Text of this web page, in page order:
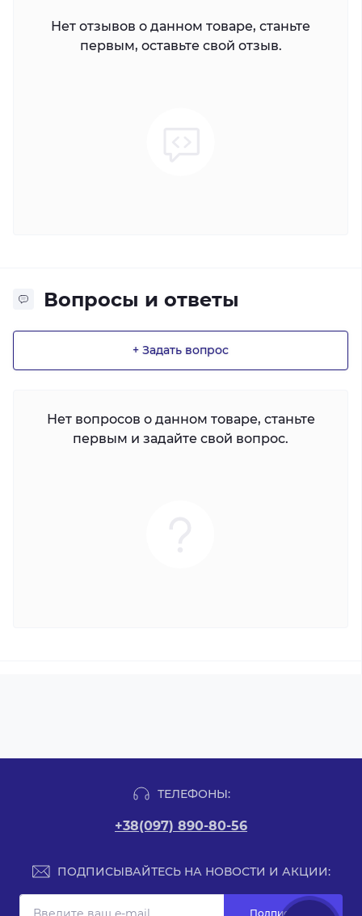
Нет отзывов о данном товаре, станьте
первым, оставьте свой отзыв.
Вопросы и ответы
+ Задать вопрос
Нет вопросов о данном товаре, станьте
первым и задайте свой вопрос.
ТЕЛЕФОНЫ:
+38(097) 890-80-56
ПОДПИСЫВАЙТЕСЬ НА НОВОСТИ И АКЦИИ:
Подписаться